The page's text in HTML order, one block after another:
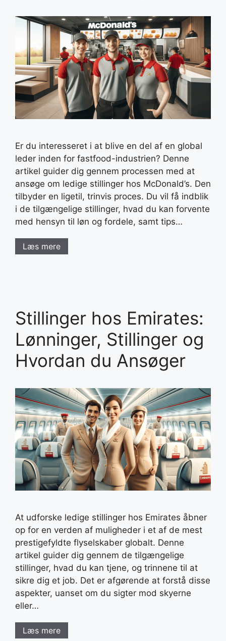
Er du interesseret i at blive en del af en global
leder inden for fastfood-industrien? Denne
artikel guider dig gennem processen med at
ansøge om ledige stillinger hos McDonald’s. Den
tilbyder en ligetil, trinvis proces. Du vil få indblik
i de tilgængelige stillinger, hvad du kan forvente
med hensyn til løn og fordele, samt tips…
Læs mere
Stillinger hos Emirates:
Lønninger, Stillinger og
Hvordan du Ansøger
At udforske ledige stillinger hos Emirates åbner
op for en verden af muligheder i et af de mest
prestigefyldte flyselskaber globalt. Denne
artikel guider dig gennem de tilgængelige
stillinger, hvad du kan tjene, og trinnene til at
sikre dig et job. Det er afgørende at forstå disse
aspekter, uanset om du sigter mod skyerne
eller…
Læs mere